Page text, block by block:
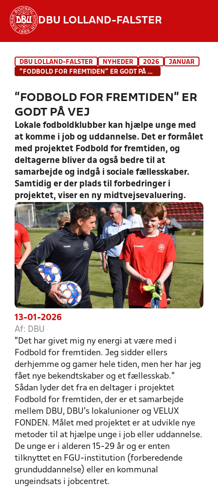
DBU LOLLAND-FALSTER
INDHOLD OG NYHEDER
HOLD
DBU LOLLAND-FALSTER NYHEDER 2026
JANUAR
“FODBOLD FOR FREMTIDEN” ER GODT PÅ VEJ
“FODBOLD FOR FREMTIDEN” ER
GODT PÅ VEJ
Lokale fodboldklubber kan hjælpe unge med
at komme i job og uddannelse. Det er formålet
med projektet Fodbold for fremtiden, og
deltagerne bliver da også bedre til at
samarbejde og indgå i sociale fællesskaber.
Samtidig er der plads til forbedringer i
projektet, viser en ny midtvejsevaluering.
13-01-2026
Af: DBU
“Det har givet mig ny energi at være med i
Fodbold for fremtiden. Jeg sidder ellers
derhjemme og gamer hele tiden, men her har jeg
fået nye bekendtskaber og et fællesskab.”
Sådan lyder det fra en deltager i projektet
Fodbold for fremtiden, der er et samarbejde
mellem DBU, DBU’s lokalunioner og VELUX
FONDEN. Målet med projektet er at udvikle nye
metoder til at hjælpe unge i job eller uddannelse.
De unge er i alderen 15-29 år og er enten
tilknyttet en FGU-institution (forberedende
grunduddannelse) eller en kommunal
ungeindsats i jobcentret.